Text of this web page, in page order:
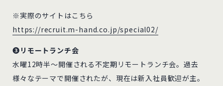
※実際のサイトはこちら
https://recruit.m-hand.co.jp/special02/
❸リモートランチ会
水曜12時半～開催される不定期リモートランチ会。過去
様々なテーマで開催されたが、現在は新入社員歓迎が主。